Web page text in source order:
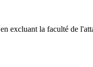
excluant la faculté de